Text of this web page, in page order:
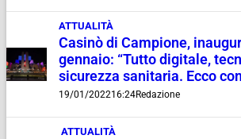
ATTUALITÀ
Casinò di Campione,
gennaio: “Tutto digitale,
sicurezza sanitaria. Ecco
19/01/202216:24Redazione
ATTUALITÀ